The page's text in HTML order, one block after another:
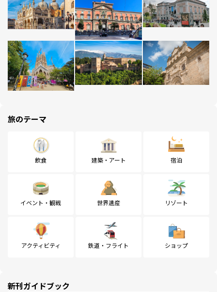
旅のテーマ
飲食 建築・アート 宿泊
イベント・観戦 世界遺産 リゾート
アクティビティ 鉄道・フライト ショップ
新刊ガイドブック